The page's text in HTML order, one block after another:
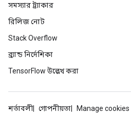
সমস্যার ট্র্যাকার
রিলিজ নোট
Stack Overflow
ব্র্যান্ড নির্দেশিকা
TensorFlow উল্লেখ করা
শর্তাবলী গোপনীয়তা
Manage cookies